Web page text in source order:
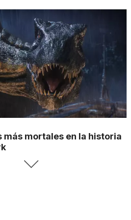
más mortales en la historia